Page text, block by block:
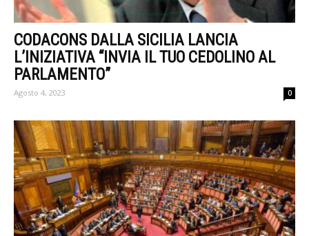
CODACONS DALLA SICILIA LANCIA
L’INIZIATIVA “INVIA IL TUO CEDOLINO AL
PARLAMENTO”
Agosto 4, 2023 0